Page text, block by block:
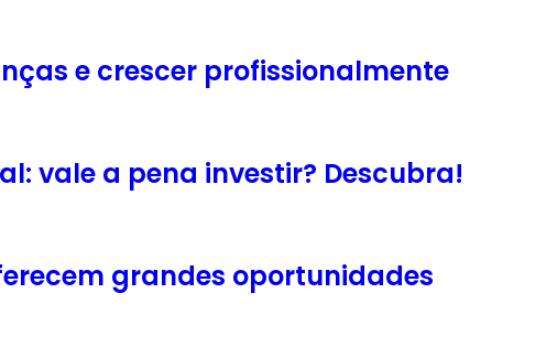
e crescer profissionalmente
vale a pena investir? Descubra!
grandes oportunidades